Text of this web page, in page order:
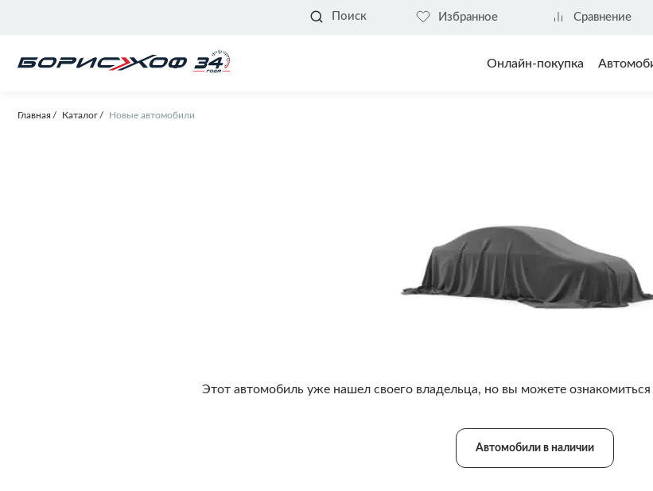
Поиск Избранное Сравнение
Онлайн-покупка
Главная Каталог Новые автомобили
Этот автомобиль уже нашел своего владельца, но вы можете
Автомобили в наличии